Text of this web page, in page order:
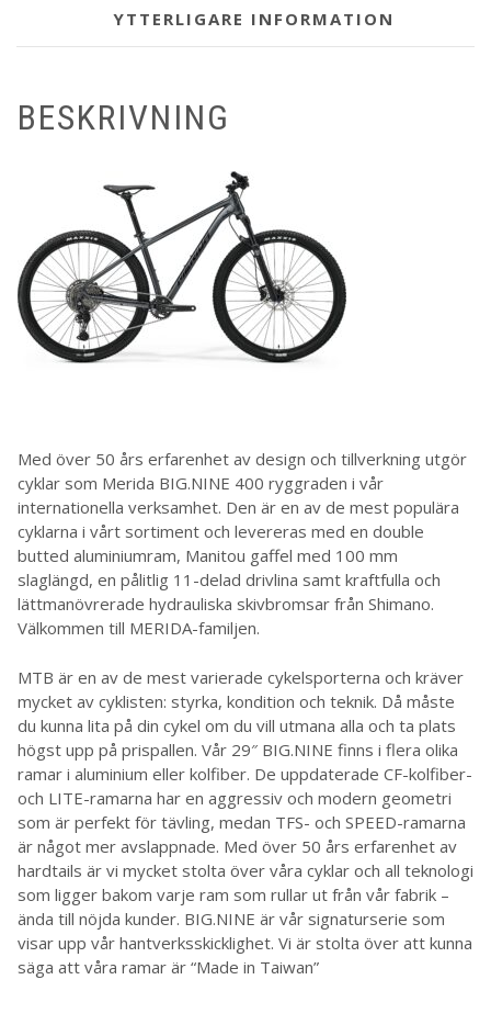
YTTERLIGARE INFORMATION
BESKRIVNING
Med över 50 års erfarenhet av design och tillverkning utgör
cyklar som Merida BIG.NINE 400 ryggraden i vår
internationella verksamhet. Den är en av de mest populära
cyklarna i vårt sortiment och levereras med en double
butted aluminiumram, Manitou gaffel med 100 mm
slaglängd, en pålitlig 11-delad drivlina samt kraftfulla och
lättmanövrerade hydrauliska skivbromsar från Shimano.
Välkommen till MERIDA-familjen.
MTB är en av de mest varierade cykelsporterna och kräver
mycket av cyklisten: styrka, kondition och teknik. Då måste
du kunna lita på din cykel om du vill utmana alla och ta plats
högst upp på prispallen. Vår 29″ BIG.NINE finns i flera olika
ramar i aluminium eller kolfiber. De uppdaterade CF-kolfiber-
och LITE-ramarna har en aggressiv och modern geometri
som är perfekt för tävling, medan TFS- och SPEED-ramarna
är något mer avslappnade. Med över 50 års erfarenhet av
hardtails är vi mycket stolta över våra cyklar och all teknologi
som ligger bakom varje ram som rullar ut från vår fabrik –
ända till nöjda kunder. BIG.NINE är vår signaturserie som
visar upp vår hantverksskicklighet. Vi är stolta över att kunna
säga att våra ramar är “Made in Taiwan”